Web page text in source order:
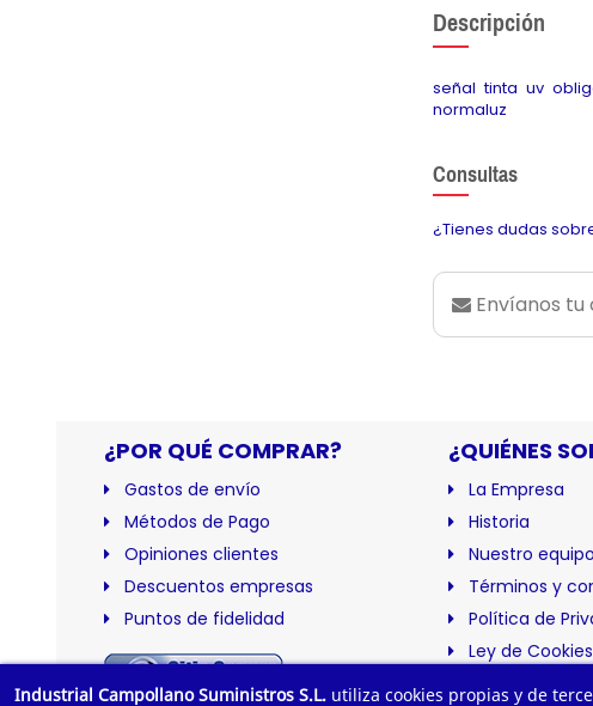
Descripción
señal tinta uv
normaluz
Consultas
¿Tienes dudas
Envíanos tu
¿POR QUÉ COMPRAR?
Gastos de envío
Métodos de Pago
Opiniones clientes
Descuentos empresas
Puntos de fidelidad
¿QUIÉNES
La Empresa
Historia
Nuestro equipo
Términos y
Política de
Ley de Cookies
Certificación
Industrial Campollano Suministros S.L. utiliza cookies propias y de